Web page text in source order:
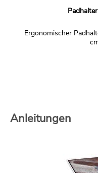
Ergonomischer
Anleitungen